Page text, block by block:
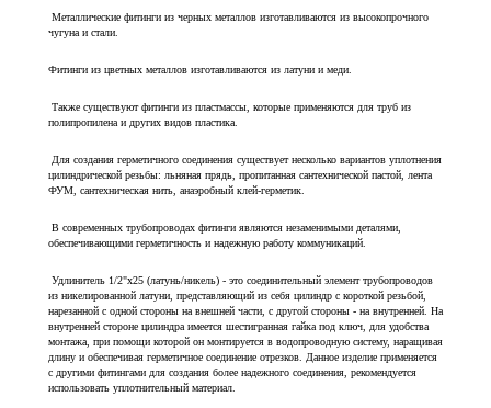
Металлические фитинги из черных металлов изготавливаются из высокопрочного
чугуна и стали.
Фитинги из цветных металлов изготавливаются из латуни и меди.
Также существуют фитинги из пластмассы, которые применяются для труб из
полипропилена и других видов пластика.
Для создания герметичного соединения существует несколько вариантов уплотнения
цилиндрической резьбы: льняная прядь, пропитанная сантехнической пастой, лента
ФУМ, сантехническая нить, анаэробный клей-герметик.
В современных трубопроводах фитинги являются незаменимыми деталями,
обеспечивающими герметичность и надежную работу коммуникаций.
Удлинитель 1/2"х25 (латунь/никель) - это соединительный элемент трубопроводов
из никелированной латуни, представляющий из себя цилиндр с короткой резьбой,
нарезанной с одной стороны на внешней части, с другой стороны - на внутренней. На
внутренней стороне цилиндра имеется шестигранная гайка под ключ, для удобства
монтажа, при помощи которой он монтируется в водопроводную систему, наращивая
длину и обеспечивая герметичное соединение отрезков. Данное изделие применяется
с другими фитингами для создания более надежного соединения, рекомендуется
использовать уплотнительный материал.